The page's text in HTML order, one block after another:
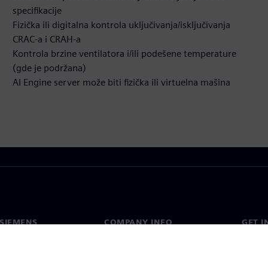
specifikacije
Fizička ili digitalna kontrola uključivanja/isključivanja
CRAC-a i CRAH-a
Kontrola brzine ventilatora i/ili podešene temperature
(gde je podržana)
AI Engine server može biti fizička ili virtuelna mašina
COMPANY INFO GET